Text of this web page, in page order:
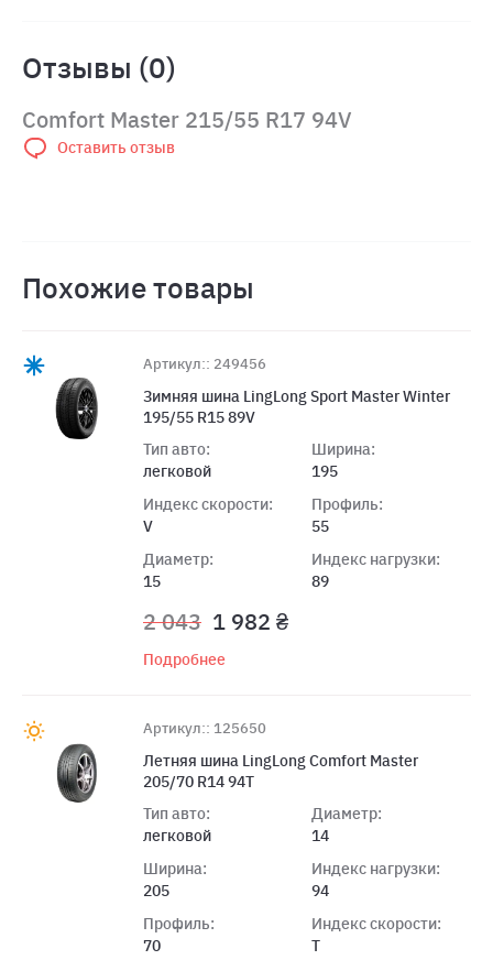
Отзывы (0)
Comfort Master 215/55 R17 94V
Оставить отзыв
Похожие товары
Артикул:: 249456
Зимняя шина LingLong Sport Master Winter
195/55 R15 89V
Тип авто:
легковой
Индекс скорости:
V
Диаметр:
15
Ширина:
195
Профиль:
55
Индекс нагрузки:
89
2 043 1 982 ₴
Подробнее
Артикул:: 125650
Летняя шина LingLong Comfort Master
205/70 R14 94T
Тип авто:
легковой
Ширина:
205
Профиль:
70
Диаметр:
14
Индекс нагрузки:
94
Индекс скорости:
T